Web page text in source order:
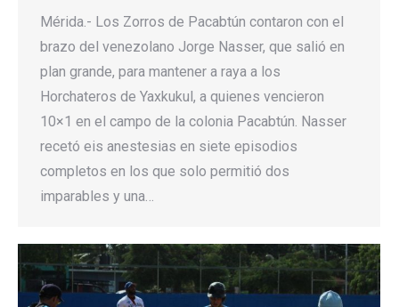
Mérida.- Los Zorros de Pacabtún contaron con el
brazo del venezolano Jorge Nasser, que salió en
plan grande, para mantener a raya a los
Horchateros de Yaxkukul, a quienes vencieron
10×1 en el campo de la colonia Pacabtún. Nasser
recetó eis anestesias en siete episodios
completos en los que solo permitió dos
imparables y una…